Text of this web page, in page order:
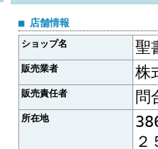
■ 店舗情報
ショップ名 聖
販売業者 株
販売責任者
所在地
２